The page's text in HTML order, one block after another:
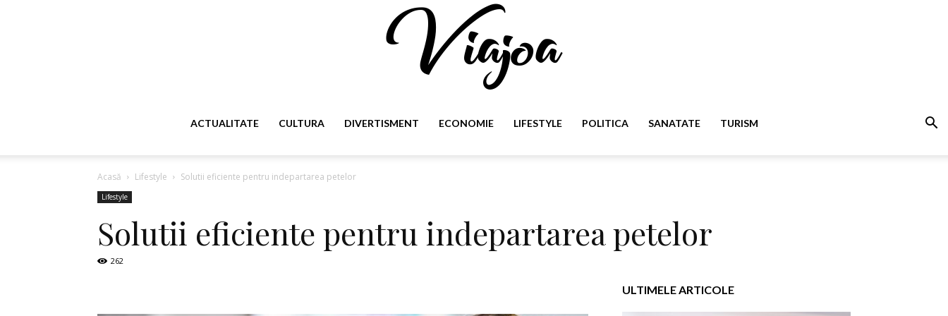
ACTUALITATE CULTURA DIVERTISMENT ECONOMIE LIFESTYLE POLITICA SANATATE TURISM
Acasă Lifestyle Solutii eficiente pentru indepartarea petelor
Lifestyle
Solutii eficiente pentru indepartarea petelor
262
ULTIMELE ARTICOLE